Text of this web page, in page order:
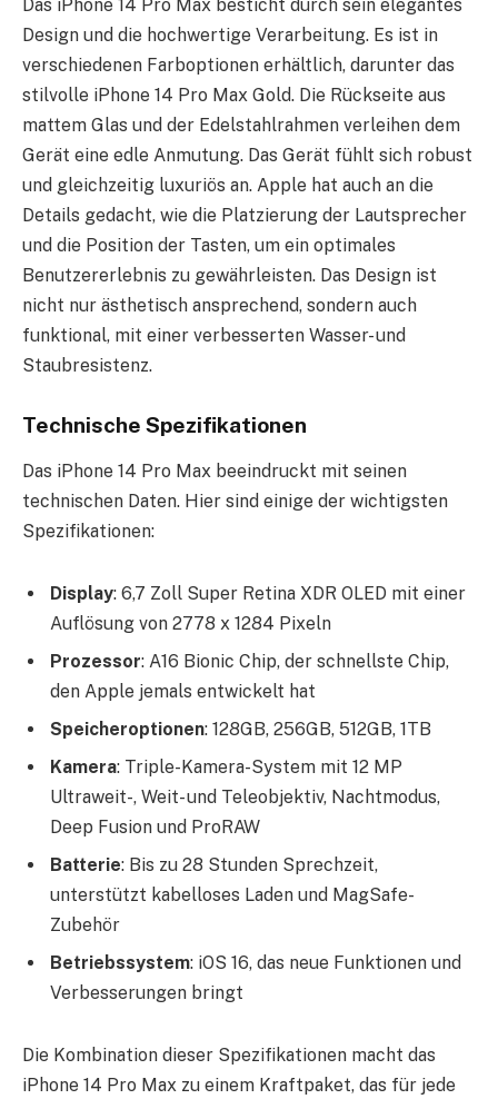
Das iPhone 14 Pro Max besticht durch sein elegantes
Design und die hochwertige Verarbeitung. Es ist in
verschiedenen Farboptionen erhältlich, darunter das
stilvolle iPhone 14 Pro Max Gold. Die Rückseite aus
mattem Glas und der Edelstahlrahmen verleihen dem
Gerät eine edle Anmutung. Das Gerät fühlt sich robust
und gleichzeitig luxuriös an. Apple hat auch an die
Details gedacht, wie die Platzierung der Lautsprecher
und die Position der Tasten, um ein optimales
Benutzererlebnis zu gewährleisten. Das Design ist
nicht nur ästhetisch ansprechend, sondern auch
funktional, mit einer verbesserten Wasser- und
Staubresistenz.
Technische Spezifikationen
Das iPhone 14 Pro Max beeindruckt mit seinen
technischen Daten. Hier sind einige der wichtigsten
Spezifikationen:
Display: 6,7 Zoll Super Retina XDR OLED mit einer
Auflösung von 2778 x 1284 Pixeln
Prozessor: A16 Bionic Chip, der schnellste Chip,
den Apple jemals entwickelt hat
Speicheroptionen: 128GB, 256GB, 512GB, 1TB
Kamera: Triple-Kamera-System mit 12 MP
Ultraweit-, Weit- und Teleobjektiv, Nachtmodus,
Deep Fusion und ProRAW
Batterie: Bis zu 28 Stunden Sprechzeit,
unterstützt kabelloses Laden und MagSafe-
Zubehör
Betriebssystem: iOS 16, das neue Funktionen und
Verbesserungen bringt
Die Kombination dieser Spezifikationen macht das
iPhone 14 Pro Max zu einem Kraftpaket, das für jede